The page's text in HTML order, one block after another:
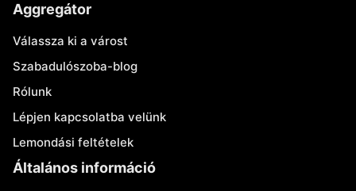
Aggregátor
Válassza ki a várost
Szabadulószoba-blog
Rólunk
Lépjen kapcsolatba velünk
Lemondási feltételek
Általános információ